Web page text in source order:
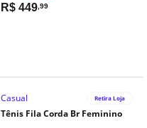
R$ 449,99
Casual Retira Loja
Tênis Fila Corda Br Feminino